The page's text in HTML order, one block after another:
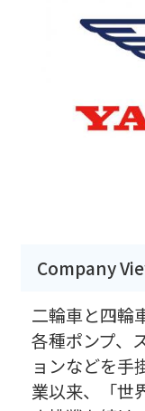
Company
二輪車と四輪
各種ポンプ、
ョンなどを手
業以来、「世